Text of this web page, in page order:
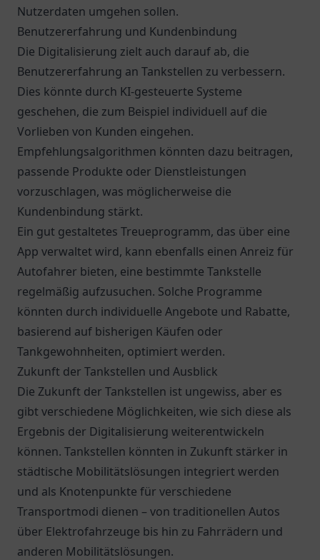
Nutzerdaten umgehen sollen.
Benutzererfahrung und Kundenbindung
Die Digitalisierung zielt auch darauf ab, die
Benutzererfahrung an Tankstellen zu verbessern.
Dies könnte durch KI-gesteuerte Systeme
geschehen, die zum Beispiel individuell auf die
Vorlieben von Kunden eingehen.
Empfehlungsalgorithmen könnten dazu beitragen,
passende Produkte oder Dienstleistungen
vorzuschlagen, was möglicherweise die
Kundenbindung stärkt.
Ein gut gestaltetes Treueprogramm, das über eine
App verwaltet wird, kann ebenfalls einen Anreiz für
Autofahrer bieten, eine bestimmte Tankstelle
regelmäßig aufzusuchen. Solche Programme
könnten durch individuelle Angebote und Rabatte,
basierend auf bisherigen Käufen oder
Tankgewohnheiten, optimiert werden.
Zukunft der Tankstellen und Ausblick
Die Zukunft der Tankstellen ist ungewiss, aber es
gibt verschiedene Möglichkeiten, wie sich diese als
Ergebnis der Digitalisierung weiterentwickeln
können. Tankstellen könnten in Zukunft stärker in
städtische Mobilitätslösungen integriert werden
und als Knotenpunkte für verschiedene
Transportmodi dienen – von traditionellen Autos
über Elektrofahrzeuge bis hin zu Fahrrädern und
anderen Mobilitätslösungen.